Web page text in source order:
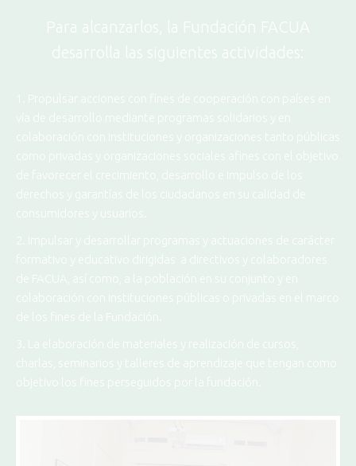
Para alcanzarlos, la Fundación FACUA
desarrolla las siguientes actividades:
1. Propulsar acciones con fines de cooperación con países en
vía de desarrollo mediante programas solidarios y en
colaboración con instituciones y organizaciones tanto públicas
como privadas y organizaciones sociales afines con el objetivo
de favorecer el crecimiento, desarrollo e impulso de los
derechos y garantías de los ciudadanos en su calidad de
consumidores y usuarios.
2. Impulsar y desarrollar programas y actuaciones de carácter
formativo y educativo dirigidas a directivos y colaboradores
de FACUA, así como, a la población en su conjunto y en
colaboración con instituciones públicas o privadas en el marco
de los fines de la Fundación.
3. La elaboración de materiales y realización de cursos,
charlas, seminarios y talleres de aprendizaje que tengan como
objetivo los fines perseguidos por la fundación.